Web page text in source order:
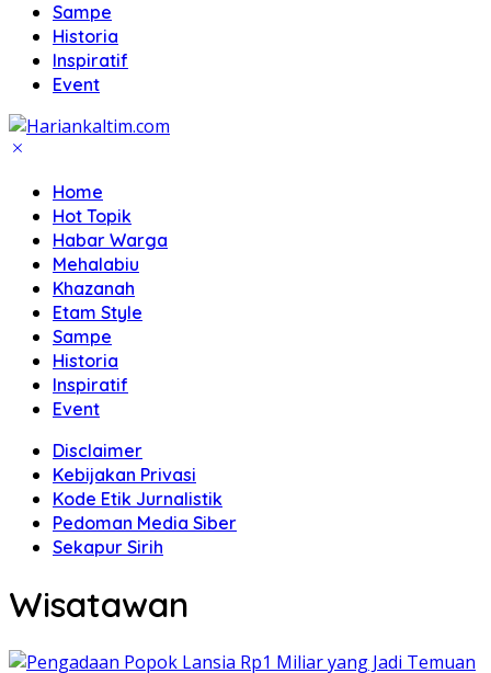
Sampe
Historia
Inspiratif
Event
Home
Hot Topik
Habar Warga
Mehalabiu
Khazanah
Etam Style
Sampe
Historia
Inspiratif
Event
Disclaimer
Kebijakan Privasi
Kode Etik Jurnalistik
Pedoman Media Siber
Sekapur Sirih
Wisatawan